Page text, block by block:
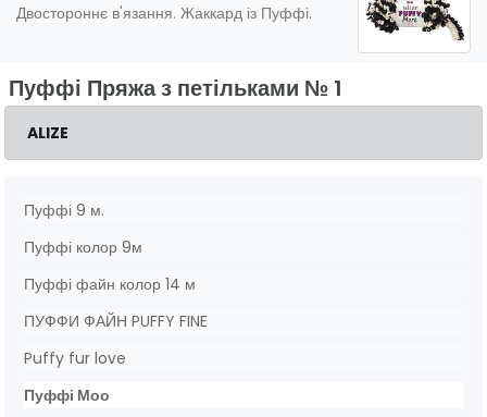
Пуффі Пряжа з петільками № 1
ALIZE
Пуффі 9 м.
Пуффі колор 9м
Пуффі файн колор 14 м
ПУФФИ ФАЙН PUFFY FINE
Puffy fur love
Пуффі Моо
Двостороннє в'язання. Жаккард із Пуффі.